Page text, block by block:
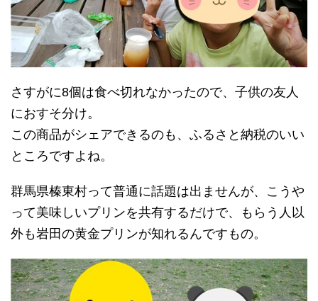
さすがに8個は食べ切れなかったので、子供の友人
におすそ分け。
この商品がシェアできるのも、ふるさと納税のいい
ところですよね。
群馬県榛東村って普通に話題は出ませんが、こうや
って美味しいプリンを共有するだけで、もらう人以
外も岩田の黄金プリンが知れるんですもの。